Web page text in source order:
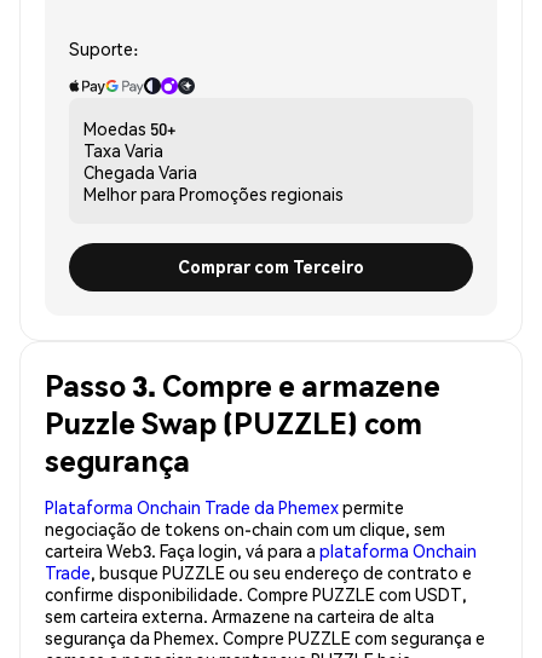
Suporte:
Moedas 50+
Taxa Varia
Chegada Varia
Melhor para Promoções regionais
Comprar com Terceiro
Passo 3. Compre e armazene
Puzzle Swap (PUZZLE) com
segurança
Plataforma Onchain Trade da Phemexpermite
negociação de tokens on-chain com um clique, sem
carteira Web3. Faça login, vá para a plataforma Onchain
Trade, busque PUZZLE ou seu endereço de contrato e
confirme disponibilidade. Compre PUZZLE com USDT,
sem carteira externa. Armazene na carteira de alta
segurança da Phemex. Compre PUZZLE com segurança e